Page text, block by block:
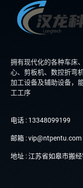
拥有现代化的各种车床
心、剪板机、数控折弯
加工设备及辅助设备，
工工序
电话 : 13348099199
邮箱 : vip@ntpentu.com
地址 : 江苏省如皋市搬